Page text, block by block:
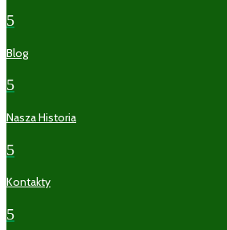
5
Blog
5
Nasza Historia
5
Kontakty
5